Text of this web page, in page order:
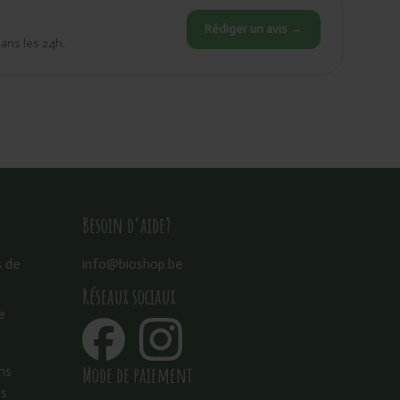
les 24h.
Rédiger un avis →
de
Besoin d’aide?
info@bioshop.be
Réseaux sociaux
Mode de paiement